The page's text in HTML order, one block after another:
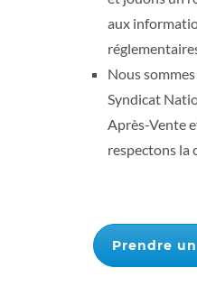
aux
Nous
Syndicat
Après-Vente
respectons la
Prendre